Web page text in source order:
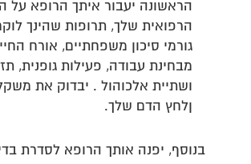
הראשונה יעבור איתך הרופא על
הרפואית שלך, תרופות שהינך
גורמי סיכון משפחתיים, אורח
מבחינת עבודה, פעילות גופנית,
ושתיית אלכוהול . יבדוק את
ןלחץ הדם שלך.
בנוסף, יפנה אותך הרופא לסדרת